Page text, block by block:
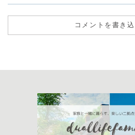
コメントを書き